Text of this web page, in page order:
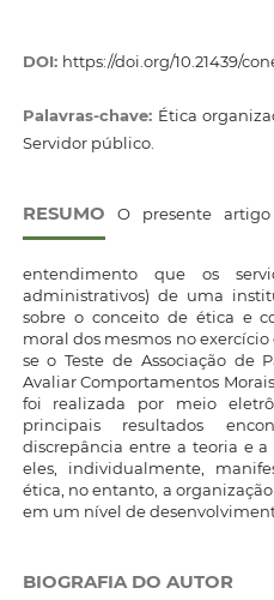
DOI: https://doi.org/10.21439/
Palavras-chave: Ética
Servidor público.
RESUMO O presente
entendimento que os
administrativos) de uma
sobre o conceito de ética e
moral dos mesmos no
se o Teste de Associação de
Avaliar Comportamentos
foi realizada por meio
principais resultados
discrepância entre a teoria e a
eles, individualmente,
ética, no entanto, a
em um nível de
BIOGRAFIA DO AUTOR